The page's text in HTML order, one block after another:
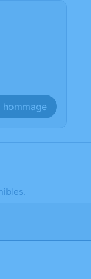
hommage